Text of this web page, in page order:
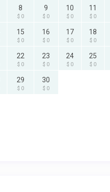
8
$ 0
9
$ 0
10
$ 0
11
$ 0
15
$ 0
16
$ 0
17
$ 0
18
$ 0
22
$ 0
23
$ 0
24
$ 0
25
$ 0
29
$ 0
30
$ 0